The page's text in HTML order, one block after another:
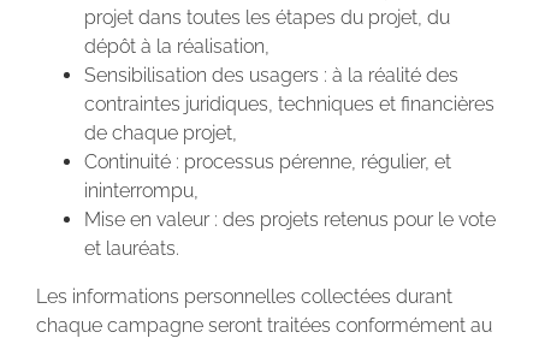
projet dans toutes les étapes du projet, du
dépôt à la réalisation,
Sensibilisation des usagers : à la réalité des
contraintes juridiques, techniques et financières
de chaque projet,
Continuité : processus pérenne, régulier, et
ininterrompu,
Mise en valeur : des projets retenus pour le vote
et lauréats.
Les informations personnelles collectées durant
chaque campagne seront traitées conformément au